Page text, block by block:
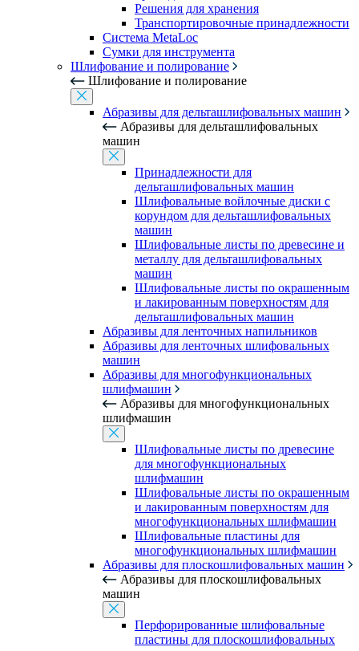
Решения для хранения
Транспортировочные принадлежности
Система MetaLoc
Сумки для инструмента
Шлифование и полирование
Шлифование и полирование
Абразивы для дельташлифовальных машин
Абразивы для дельташлифовальных
машин
Принадлежности для
дельташлифовальных машин
Шлифовальные войлочные диски с
корундом для дельташлифовальных
машин
Шлифовальные листы по древесине и
металлу для дельташлифовальных
машин
Шлифовальные листы по окрашенным
и лакированным поверхностям для
дельташлифовальных машин
Абразивы для ленточных напильников
Абразивы для ленточных шлифовальных
машин
Абразивы для многофункциональных
шлифмашин
Абразивы для многофункциональных
шлифмашин
Шлифовальные листы по древесине
для многофункциональных
шлифмашин
Шлифовальные листы по окрашенным
и лакированным поверхностям для
многофункциональных шлифмашин
Шлифовальные пластины для
многофункциональных шлифмашин
Абразивы для плоскошлифовальных машин
Абразивы для плоскошлифовальных
машин
Перфорированные шлифовальные
пластины для плоскошлифовальных